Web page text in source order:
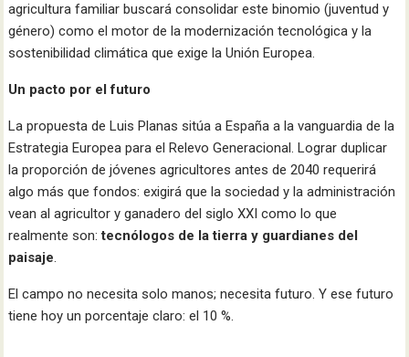
agricultura familiar buscará consolidar este binomio (juventud y
género) como el motor de la modernización tecnológica y la
sostenibilidad climática que exige la Unión Europea.
Un pacto por el futuro
La propuesta de Luis Planas sitúa a España a la vanguardia de la
Estrategia Europea para el Relevo Generacional. Lograr duplicar
la proporción de jóvenes agricultores antes de 2040 requerirá
algo más que fondos: exigirá que la sociedad y la administración
vean al agricultor y ganadero del siglo XXI como lo que
realmente son:tecnólogos de la tierra y guardianes del
paisaje.
El campo no necesita solo manos; necesita futuro. Y ese futuro
tiene hoy un porcentaje claro: el 10 %.